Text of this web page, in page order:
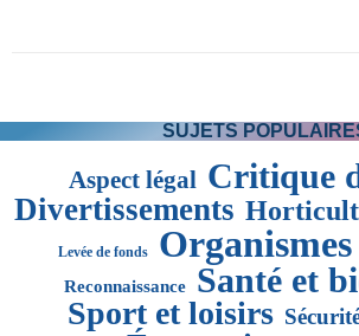
SUJETS
Aspect légal Critique
Divertissements
Levée de fonds
Reconnaissance Santé et
Sport et loisirs